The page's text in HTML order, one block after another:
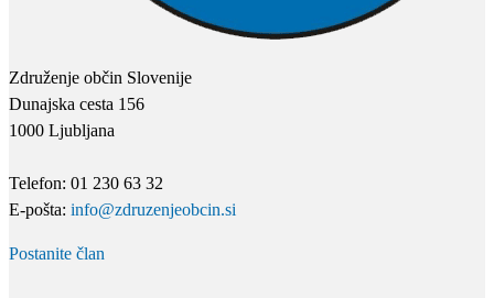
Združenje občin Slovenije
Dunajska cesta 156
1000 Ljubljana
Telefon: 01 230 63 32
E-pošta: info@zdruzenjeobcin.si
Postanite član